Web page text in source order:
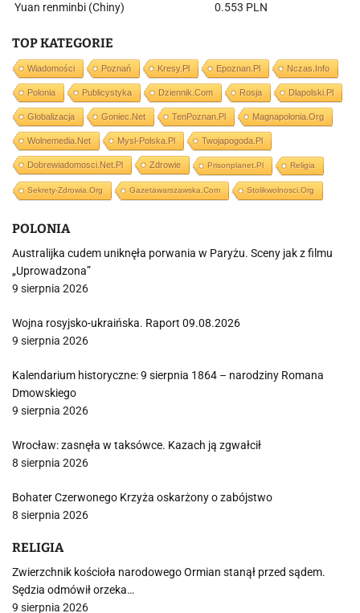
Yuan renminbi (Chiny)
0.553 PLN
TOP KATEGORIE
Wiadomości Poznań Kresy.pl Epoznan.pl Nczas.info
Polonia Publicystyka Dziennik.com Rosja Dlapolski.pl
Globalizacja Goniec.net TenPoznan.pl Magnapolonia.org
Wolnemedia.net Mysl-Polska.pl Twojapogoda.pl
Dobrewiadomosci.net.pl Zdrowie Prisonplanet.pl Religia
Sekrety-Zdrowia.org Gazetawarszawska.com Stolikwolnosci.org
POLONIA
Australijka cudem uniknęła porwania w Paryżu. Sceny jak z filmu
„Uprowadzona”
9 sierpnia 2026
Wojna rosyjsko-ukraińska. Raport 09.08.2026
9 sierpnia 2026
Kalendarium historyczne: 9 sierpnia 1864 – narodziny Romana
Dmowskiego
9 sierpnia 2026
Wrocław: zasnęła w taksówce. Kazach ją zgwałcił
8 sierpnia 2026
Bohater Czerwonego Krzyża oskarżony o zabójstwo
8 sierpnia 2026
RELIGIA
Zwierzchnik kościoła narodowego Ormian stanął przed sądem.
Sędzia odmówił orzeka…
9 sierpnia 2026